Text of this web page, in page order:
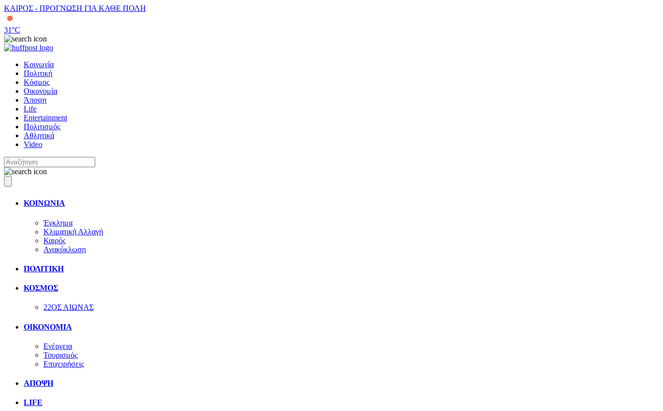
ΚΑΙΡΟΣ - ΠΡΟΓΝΩΣΗ ΓΙΑ ΚΑΘΕ ΠΟΛΗ
31°C
Κοινωνία
Πολιτική
Κόσμος
Οικονομία
Άποψη
Life
Entertainment
Πολιτισμός
Αθλητικά
Video
ΚΟΙΝΩΝΙΑ
Έγκλημα
Κλιματική Αλλαγή
Καιρός
Ανακύκλωση
ΠΟΛΙΤΙΚΗ
ΚΟΣΜΟΣ
22ΟΣ ΑΙΩΝΑΣ
ΟΙΚΟΝΟΜΙΑ
Ενέργεια
Τουρισμός
Επιχειρήσεις
ΑΠΟΨΗ
LIFE